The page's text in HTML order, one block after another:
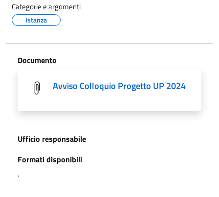
Categorie e argomenti
Istanza
Documento
Avviso Colloquio Progetto UP 2024
Ufficio responsabile
Formati disponibili
.